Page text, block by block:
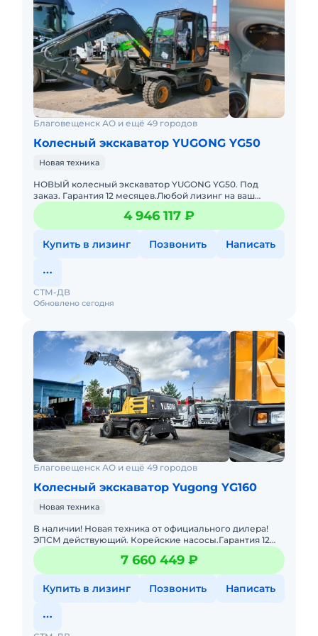
Расход гидравлического масла: 150 л/мин x 2
Скорость вращения: 12 об/мин
Макс. высота копания по вертикали: 3956 мм
Высота подъема отвала: 492 мм
Заглубление отвала: 126 мм
Радиус вращения хвостовой части: 2358 мм
Благовещенск АО и ещё 49 городов
Колесный экскаватор YUGONG YG50
Новая техника
НОВЫЙ колесный экскаватор YUGONG YG50. Под
заказ. Гарантия 12 месяцев.Любой лизинг на ваш
выбор.Склад запасных частей. Доставка по РФ.В
наличии большой пар4 946 117 ₽
Купить в лизинг Позвонить Написать
Обновлено сегодня
СТМ-ДВ
Благовещенск АО и ещё 49 городов
Колесный экскаватор Yugong YG160
Новая техника
В наличии! Новая техника от официального дилера!
ЭПСМ действующий. Корейские насосы.Гарантия 12
месяцев.Цена с НДС. Помогу с доставкой. Не требует
вложений. Гото
7 660 449 ₽
Купить в лизинг Позвонить Написать